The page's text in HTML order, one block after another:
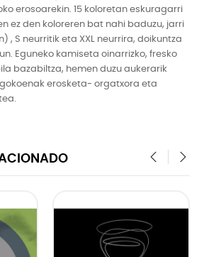
erosoarekin. 15 koloretan eskuragarri
ez den koloreren bat nahi baduzu, jarri
, S neurritik eta XXL neurrira, doikuntza
Eguneko kamiseta oinarrizko, fresko
bazabiltza, hemen duzu aukerarik
erosketa- orgatxora eta